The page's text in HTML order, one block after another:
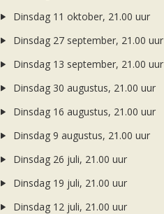
Dinsdag 11 oktober, 21.00 uur
Dinsdag 27 september, 21.00 uur
Dinsdag 13 september, 21.00 uur
Dinsdag 30 augustus, 21.00 uur
Dinsdag 16 augustus, 21.00 uur
Dinsdag 9 augustus, 21.00 uur
Dinsdag 26 juli, 21.00 uur
Dinsdag 19 juli, 21.00 uur
Dinsdag 12 juli, 21.00 uur